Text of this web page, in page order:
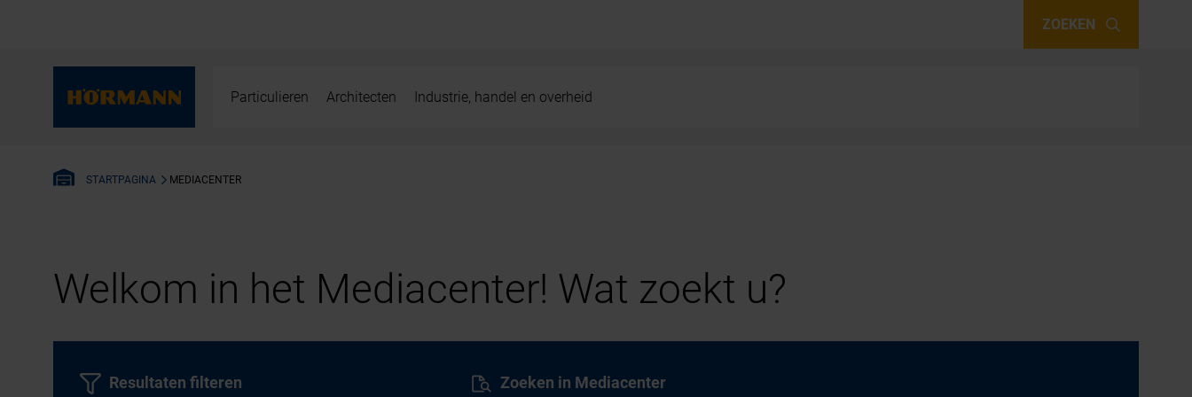
ZOEKEN
Particulieren Architecten Industrie, handel en overheid
STARTPAGINA MEDIACENTER
Welkom in het Mediacenter! Wat zoekt u?
Zoeken in Mediacenter
Resultaten filteren